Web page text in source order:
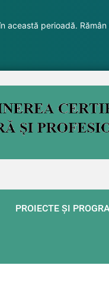
această perioadă.
PROIECTE ŞI